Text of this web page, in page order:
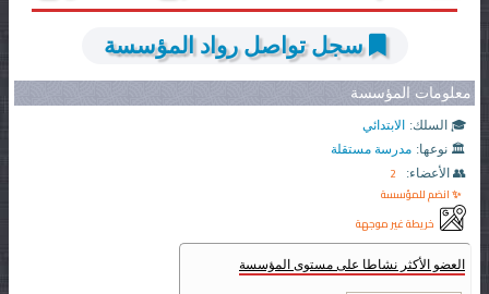
سجل تواصل رواد المؤسسة
معلومات المؤسسة
🎓 السلك: الابتدائي
🏛️ نوعها: مدرسة مستقلة
👥 الأعضاء:
2
✨ انضم للمؤسسة
خريطة غير موجهة
العضو الأكثر نشاطا على مستوى المؤسسة